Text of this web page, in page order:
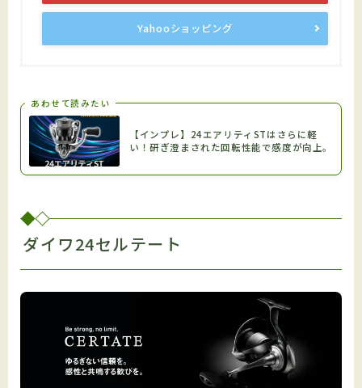
Yahooショッピング
あわせて読みたい
【インプレ】24エアリティSTはさらに軽
い！研ぎ澄まされた回転性能で感度が向上。
ダイワ24セルテート